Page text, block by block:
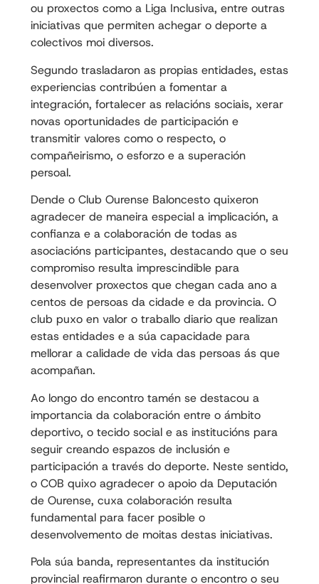
ou proxectos como a Liga Inclusiva, entre outras
iniciativas que permiten achegar o deporte a
colectivos moi diversos.
Segundo trasladaron as propias entidades, estas
experiencias contribúen a fomentar a
integración, fortalecer as relacións sociais, xerar
novas oportunidades de participación e
transmitir valores como o respecto, o
compañeirismo, o esforzo e a superación
persoal.
Dende o Club Ourense Baloncesto quixeron
agradecer de maneira especial a implicación, a
confianza e a colaboración de todas as
asociacións participantes, destacando que o seu
compromiso resulta imprescindible para
desenvolver proxectos que chegan cada ano a
centos de persoas da cidade e da provincia. O
club puxo en valor o traballo diario que realizan
estas entidades e a súa capacidade para
mellorar a calidade de vida das persoas ás que
acompañan.
Ao longo do encontro tamén se destacou a
importancia da colaboración entre o ámbito
deportivo, o tecido social e as institucións para
seguir creando espazos de inclusión e
participación a través do deporte. Neste sentido,
o COB quixo agradecer o apoio da Deputación
de Ourense, cuxa colaboración resulta
fundamental para facer posible o
desenvolvemento de moitas destas iniciativas.
Pola súa banda, representantes da institución
provincial reafirmaron durante o encontro o seu